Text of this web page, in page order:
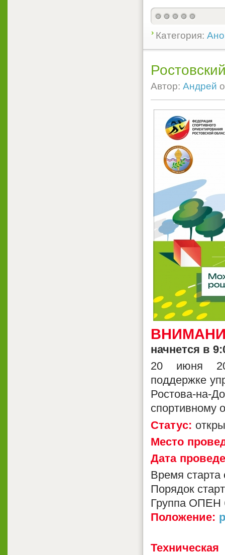
Категория:
Автор: Андрей
начнется в
20 июня
поддержке
Ростова-
спортивному
Статуc:
Место
Дата
Время старта
Порядок
Группа ОПЕН
Положение: